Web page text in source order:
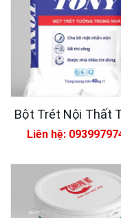
Bột Trét Nội Thất
Liên hệ: